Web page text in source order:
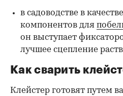
в садоводстве в
компонентов для
он выступает
лучшее сцепление
Как сварить
Клейстер готовят путем